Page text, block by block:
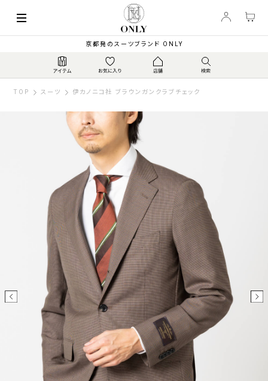
京都発のスーツブランド ONLY
TOP スーツ 伊カノニコ社 ブラウンガンクラブチェック